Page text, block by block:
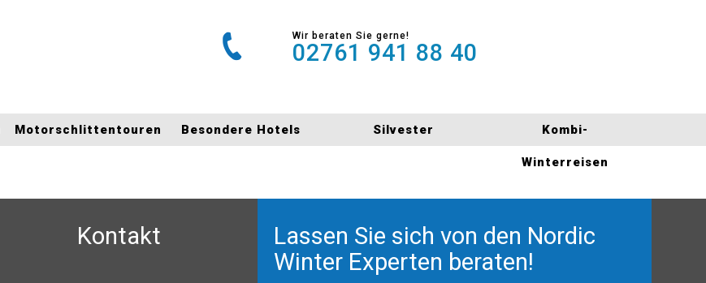
Wir beraten Sie gerne!
02761 941 88 40
Motorschlittentouren Besondere Hotels Silvester Kombi-
Winterreisen
Kontakt
Lassen Sie sich von den Nordic
Winter Experten beraten!